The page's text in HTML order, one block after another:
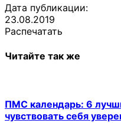
Дата публикации:
23.08.2019
Распечатать
Читайте так же
ПМС календарь: 6
чувствовать себя